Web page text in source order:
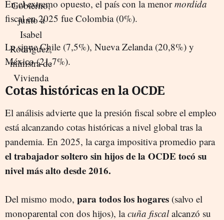
En el extremo opuesto, el país con la menormordida
fiscal en 2025 fue Colombia (0%).
Le sigue Chile (7,5%), Nueva Zelanda (20,8%) y
México (21,7%).
Cotas históricas en la OCDE
El análisis advierte que la presión fiscal sobre el empleo
está alcanzando cotas históricas a nivel global tras la
pandemia. En 2025, la carga impositiva promedio para
el trabajador soltero sin hijos de la OCDE tocó su
nivel más alto desde 2016.
Del mismo modo, para todos los hogares (salvo el
monoparental con dos hijos), lacuña fiscalalcanzó su